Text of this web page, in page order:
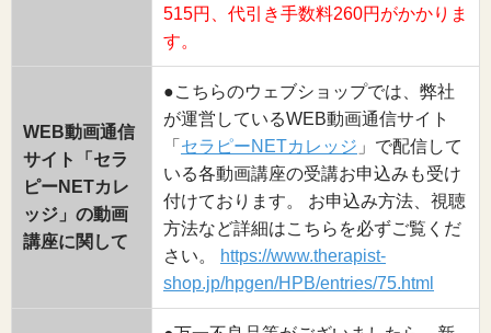
515円、代引き手数料260円がかかりま
す。
WEB動画通信
サイト「セラ
ピーNETカレ
ッジ」の動画
講座に関して
●こちらのウェブショップでは、弊社
が運営しているWEB動画通信サイト
「 セラピーNETカレッジ 」で配信して
いる各動画講座の受講お申込みも受け
付けております。 お申込み方法、視聴
方法など詳細はこちらを必ずご覧くだ
さい。
https://www.therapist-
shop.jp/hpgen/HPB/entries/75.html